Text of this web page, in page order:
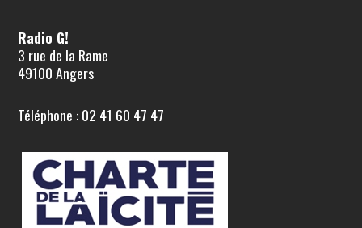
Radio G!
3 rue de la Rame
49100 Angers
Téléphone : 02 41 60 47 47